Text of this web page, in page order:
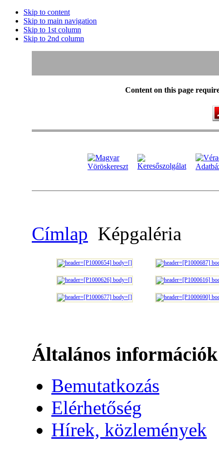
Skip to content
Skip to main navigation
Skip to 1st column
Skip to 2nd column
Content on this page
Címlap Képgaléria
Általános információk
Bemutatkozás
Elérhetőség
Hírek, közlemények